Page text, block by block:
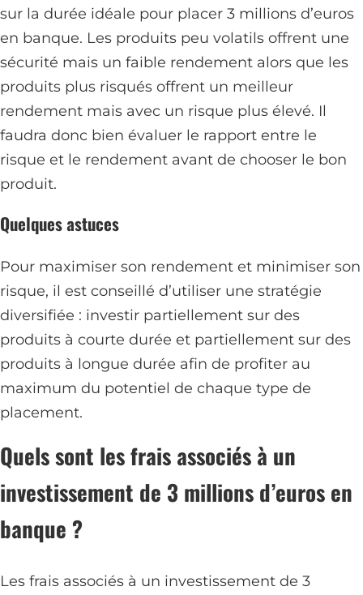
sur la durée idéale pour placer 3 millions d’euros
en banque. Les produits peu volatils offrent une
sécurité mais un faible rendement alors que les
produits plus risqués offrent un meilleur
rendement mais avec un risque plus élevé. Il
faudra donc bien évaluer le rapport entre le
risque et le rendement avant de chooser le bon
produit.
Quelques astuces
Pour maximiser son rendement et minimiser son
risque, il est conseillé d’utiliser une stratégie
diversifiée : investir partiellement sur des
produits à courte durée et partiellement sur des
produits à longue durée afin de profiter au
maximum du potentiel de chaque type de
placement.
Quels sont les frais associés à un
investissement de 3 millions d’euros en
banque ?
Les frais associés à un investissement de 3